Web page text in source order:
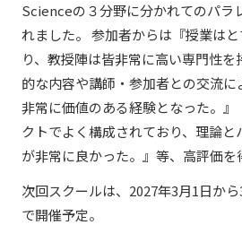
Scienceの３分野に分かれてのパラ
れました。 参加者からは『授業は
り、教授陣は皆非常に高い専門性
的な内容や講師・参加者との交流
非常に価値のある経験となった。
クトでよく構成されており、理論と
が非常に良かった。』等、高評価を
次回スクールは、2027年3月1日か
で開催予定。